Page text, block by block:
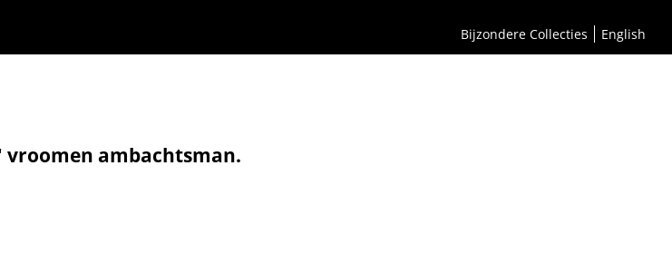
Bijzondere Collecties English
vroomen ambachtsman.